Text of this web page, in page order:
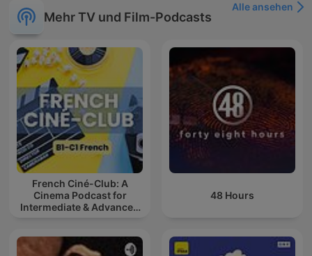
Mehr TV und Film-Podcasts
Alle ansehen
French Ciné-Club: A
Cinema Podcast for
Intermediate & Advanced
48 Hours